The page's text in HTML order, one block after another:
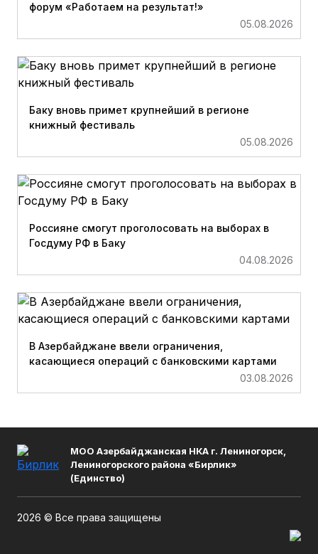
форум «Работаем на результат!»
05.08.2026
Баку вновь примет крупнейший в регионе
книжный фестиваль
05.08.2026
Россияне смогут проголосовать на выборах в
Госдуму РФ в Баку
04.08.2026
В Азербайджане ввели ограничения,
касающиеся операций с банковскими картами
03.08.2026
МОО Азербайджанская НКА г. Лениногорск,
Лениногорского района «Бирлик»
(Единство)
2026 © Все права защищены